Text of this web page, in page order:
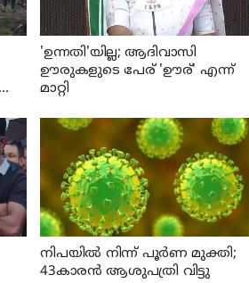
'ഉന്നതി'യില്ല; ആദിവാസി
ഊരുകളുടെ പേര് 'ഊര്' എന്ന്
മാറ്റി
നിപയില്‍ നിന്ന് പൂര്‍ണ മുക്തി;
43കാരന്‍ ആശുപത്രി വിട്ടു